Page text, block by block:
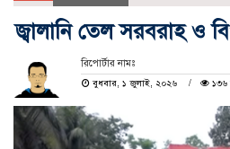
জ্বালানি তেল সরবরাহ ও
রিপোর্টার নামঃ
বুধবার, ১ জুলাই, ২০২৬
১৩৬